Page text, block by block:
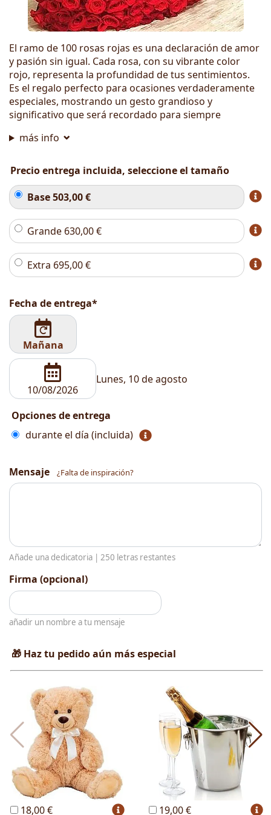
El ramo de 100 rosas rojas es una declaración de amor
y pasión sin igual. Cada rosa, con su vibrante color
rojo, representa la profundidad de tus sentimientos.
Es el regalo perfecto para ocasiones verdaderamente
especiales, mostrando un gesto grandioso y
significativo que será recordado para siempre
más info
Precio entrega incluida, seleccione el tamaño
Base503,00€
Grande 630,00€
Extra 695,00€
Fecha de entrega*
Mañana
Lunes, 10 de agosto
Opciones de entrega
durante el día (incluida)
Mensaje ¿Falta de inspiración?
Añade una dedicatoria | 250 letras restantes
Firma (opcional)
añadir un nombre a tu mensaje
🎁 Haz tu pedido aún más especial
18,00 € 19,00 €